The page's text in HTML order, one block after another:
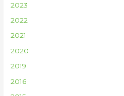
2023
2022
2021
2020
2019
2016